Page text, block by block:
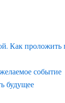
Как
событие
будущее